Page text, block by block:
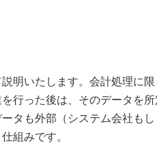
明いたします。会計処理に
行った後は、そのデータを
タも外部（システム会社も
組みです。